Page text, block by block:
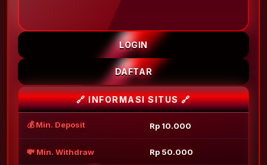
LOGIN
DAFTAR
🔗 INFORMASI SITUS 🔗
💰 Min. Deposit Rp 10.000
💸 Min. Withdraw Rp 50.000